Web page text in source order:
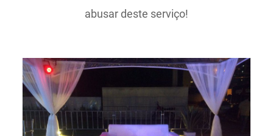
abusar deste serviço!